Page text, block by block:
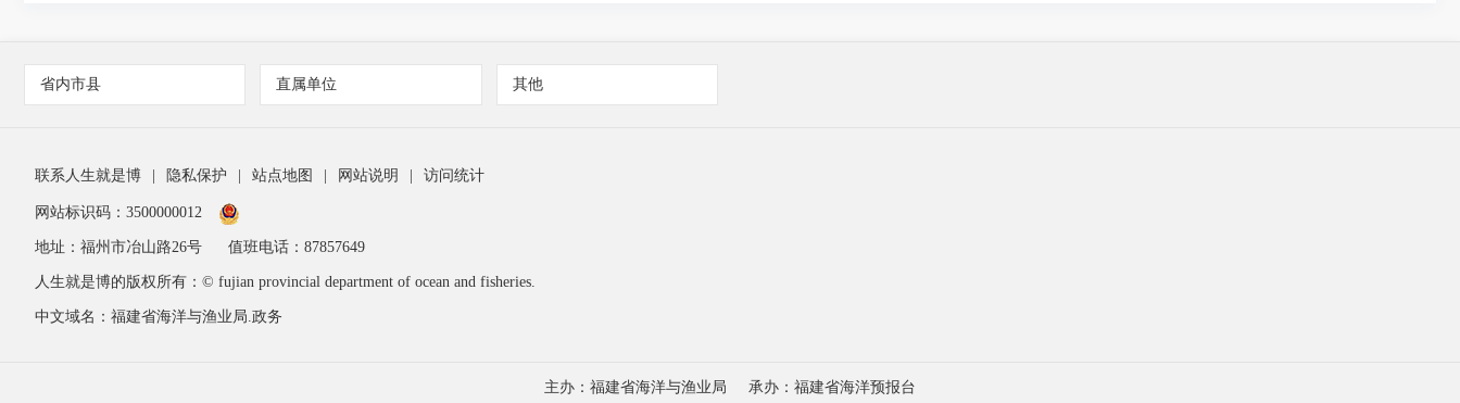
省内市县 直属单位 其他
联系人生就是博 隐私保护 站点地图 网站说明 访问统计
网站标识码：3500000012
地址：福州市冶山路26号 值班电话：87857649
人生就是博的版权所有：© fujian provincial department of ocean and fisheries.
中文域名：福建省海洋与渔业局.政务
主办：福建省海洋与渔业局 承办：福建省海洋预报台